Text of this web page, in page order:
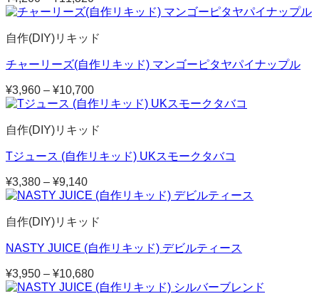
格
¥4,200
¥11,320
自作(DIY)リキッド
チャーリーズ(自作リキッド) マンゴーピタヤパイナップル
¥3,960 – ¥10,700価
格
¥3,960
¥10,700
自作(DIY)リキッド
Tジュース (自作リキッド) UKスモークタバコ
¥3,380 – ¥9,140価
格
¥3,380
¥9,140
自作(DIY)リキッド
NASTY JUICE (自作リキッド) デビルティース
¥3,950 – ¥10,680価
格